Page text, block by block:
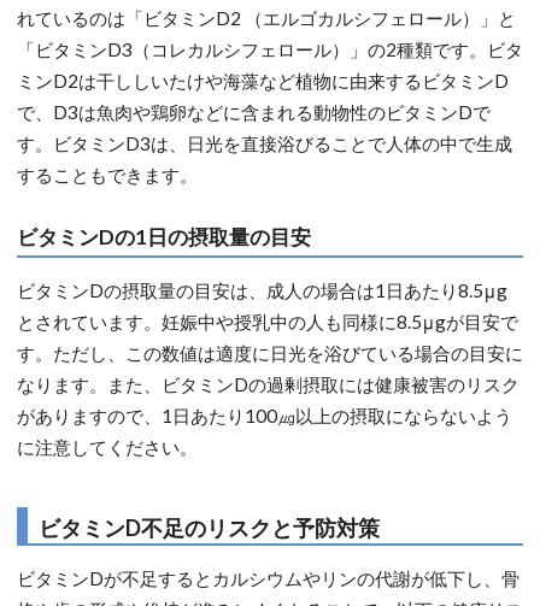
れているのは「ビタミンD2 （エルゴカルシフェロール）」と
「ビタミンD3（コレカルシフェロール）」の2種類です。ビタ
ミンD2は干ししいたけや海藻など植物に由来するビタミンD
で、D3は魚肉や鶏卵などに含まれる動物性のビタミンDで
す。ビタミンD3は、日光を直接浴びることで人体の中で生成
することもできます。
ビタミンDの1日の摂取量の目安
ビタミンDの摂取量の目安は、成人の場合は1日あたり8.5μg
とされています。妊娠中や授乳中の人も同様に8.5μgが目安で
す。ただし、この数値は適度に日光を浴びている場合の目安に
なります。また、ビタミンDの過剰摂取には健康被害のリスク
がありますので、1日あたり100㎍以上の摂取にならないよう
に注意してください。
ビタミンD不足のリスクと予防対策
ビタミンDが不足するとカルシウムやリンの代謝が低下し、骨